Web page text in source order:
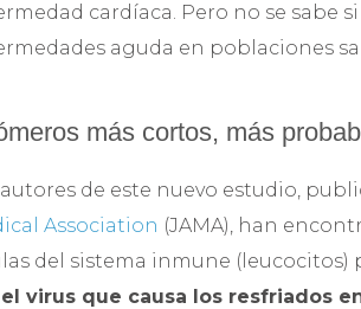
cardíaca. Pero no se sabe
aguda en poblaciones
más cortos, más
autores de este nuevo estudio,
Association (JAMA), han
del sistema inmune (leucocitos)
virus que causa los resfriados